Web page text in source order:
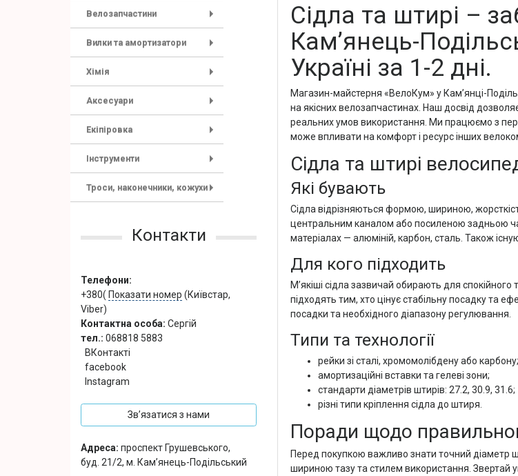
Велозапчастини
Вилки та амортизатори
Хімія
Аксесуари
Екіпіровка
Інструменти
Троси, наконечники, кожухи
Контакти
Телефони:
+380( Показати номер (Київстар,
Viber)
Контактна особа: Сергій
тел.: 068818 5883
ВКонтакті
facebook
Instagram
Зв’язатися з нами
Адреса: проспект Грушевського,
буд. 21/2, м. Кам’янець-Подільський
Сідла та штирі –
Кам’янець-
Україні за 1-2 дні.
Магазин-майстерня «ВелоКум» у Кам’янці-
на якісних велозапчастинах. Наш досвід
реальних умов використання. Ми працюємо з
може впливати на комфорт і ресурс інших
Сідла та штирі
Які бувають
Сідла відрізняються формою, шириною,
центральним каналом або посиленою задньою
матеріалах — алюміній, карбон, сталь. Також
Для кого підходить
М’якіші сідла зазвичай обирають для
підходять тим, хто цінує стабільну посадку та
посадки та необхідного діапазону регулювання.
Типи та технології
рейки зі сталі, хромомолібдену або карбону;
амортизаційні вставки та гелеві зони;
стандарти діаметрів штирів: 27.2, 30.9, 31.6;
різні типи кріплення сідла до штиря.
Поради щодо
Перед покупкою важливо знати точний діаметр
шириною тазу та стилем використання. Звертай